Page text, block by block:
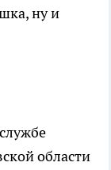
ну и
области